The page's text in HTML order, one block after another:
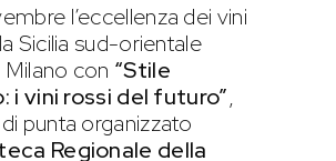
l’eccellenza dei vini
Sicilia sud-orientale
Milano con “Stile
i vini rossi del futuro”,
punta organizzato
Regionale della